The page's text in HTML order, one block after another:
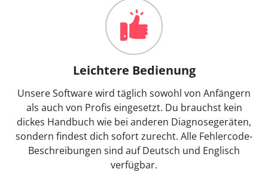
Leichtere Bedienung
Unsere Software wird täglich sowohl von Anfängern
als auch von Profis eingesetzt. Du brauchst kein
dickes Handbuch wie bei anderen Diagnosegeräten,
sondern findest dich sofort zurecht. Alle Fehlercode-
Beschreibungen sind auf Deutsch und Englisch
verfügbar.